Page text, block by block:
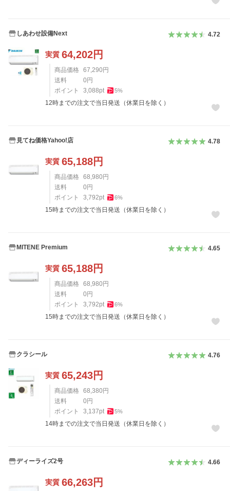
しあわせ設備Next 4.72
実質 64,202円
商品価格 67,290 円
送料
0 円
ポイント
3,088pt 5%
12時までの注文で当日発送（休業日を除く）
見てね価格Yahoo!店 4.78
実質 65,188円
商品価格 68,980 円
送料
0 円
ポイント
3,792pt 6%
15時までの注文で当日発送（休業日を除く）
MITENE Premium 4.65
実質 65,188円
商品価格 68,980 円
送料
0 円
ポイント
3,792pt 6%
15時までの注文で当日発送（休業日を除く）
クラシール 4.76
実質 65,243円
商品価格 68,380 円
送料
0 円
ポイント
3,137pt 5%
14時までの注文で当日発送（休業日を除く）
ディーライズ2号 4.66
実質 66,263円